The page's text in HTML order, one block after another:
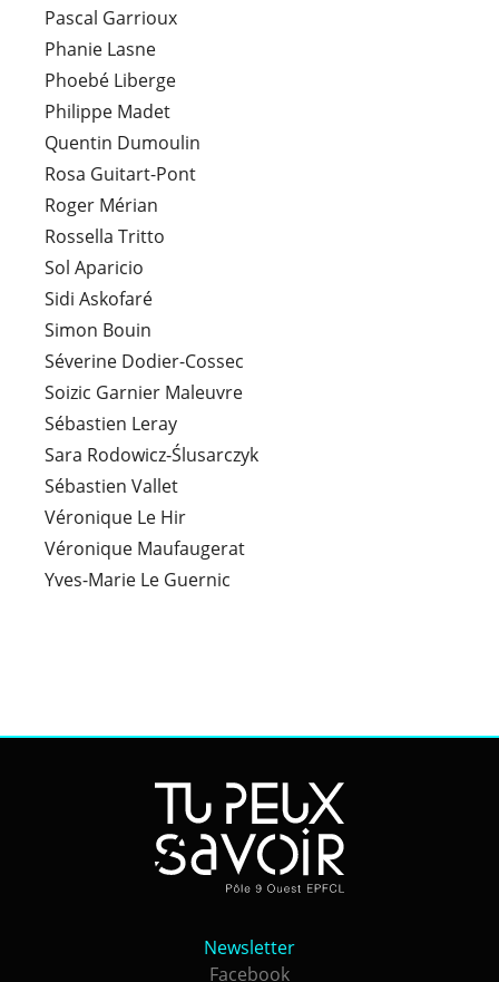
Pascal Garrioux
Phanie Lasne
Phoebé Liberge
Philippe Madet
Quentin Dumoulin
Rosa Guitart-Pont
Roger Mérian
Rossella Tritto
Sol Aparicio
Sidi Askofaré
Simon Bouin
Séverine Dodier-Cossec
Soizic Garnier Maleuvre
Sébastien Leray
Sara Rodowicz-Ślusarczyk
Sébastien Vallet
Véronique Le Hir
Véronique Maufaugerat
Yves-Marie Le Guernic
Newsletter
Newsletter
Facebook